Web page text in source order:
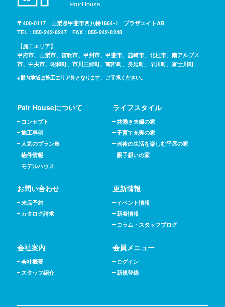
〒400-0117 山梨県甲斐市西八幡1864-1 プラザエイトAB
TEL : 055-242-8247 FAX : 055-242-8248
【施工エリア】
甲府市、山梨市、笛吹市、甲州市、甲斐市、韮崎市、北杜市、南アルプス
市、中央市、昭和町、市川三郷町、南部町、身延町、早川町、富士川町
※郡内地域は施工エリア外となります。ご了承ください。
Pair Houseについて
コンセプト
施工事例
人気のプラン集
物件情報
モデルハウス
ライフスタイル
共働き夫婦の家
子育て充実の家
老後の生活を楽しむ平屋の家
親子想いの家
お問い合わせ
来店予約
カタログ請求
更新情報
イベント情報
新着情報
コラム・スタッフブログ
会社案内
会社概要
スタッフ紹介
会員メニュー
ログイン
新規登録